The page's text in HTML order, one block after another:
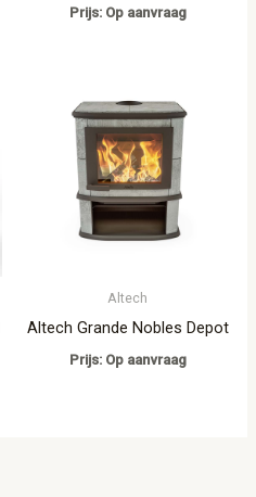
Prijs: Op aanvraag
Altech
Altech Grande Nobles Depot
Prijs: Op aanvraag